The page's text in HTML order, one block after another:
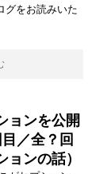
グをお読みいた
ョンを公開
／全？回
ョンの話）